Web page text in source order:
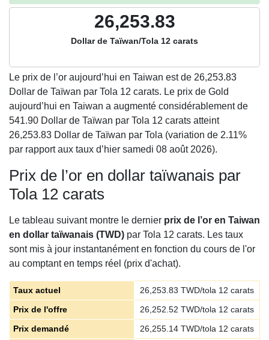
26,253.83
Dollar de Taïwan/Tola 12 carats
Le prix de l’or aujourd’hui en Taiwan est de 26,253.83
Dollar de Taïwan par Tola 12 carats. Le prix de Gold
aujourd’hui en Taiwan a augmenté considérablement de
541.90 Dollar de Taïwan par Tola 12 carats atteint
26,253.83 Dollar de Taïwan par Tola (variation de 2.11%
par rapport aux taux d’hier samedi 08 août 2026).
Prix de l’or en dollar taïwanais par
Tola 12 carats
Le tableau suivant montre le dernier prix de l’or en Taiwan
en dollar taïwanais (TWD) par Tola 12 carats. Les taux
sont mis à jour instantanément en fonction du cours de l'or
au comptant en temps réel (prix d'achat).
Taux actuel 26,253.83 TWD/tola 12 carats
Prix de l'offre
26,252.52 TWD/tola 12 carats
Prix demandé
26,255.14 TWD/tola 12 carats